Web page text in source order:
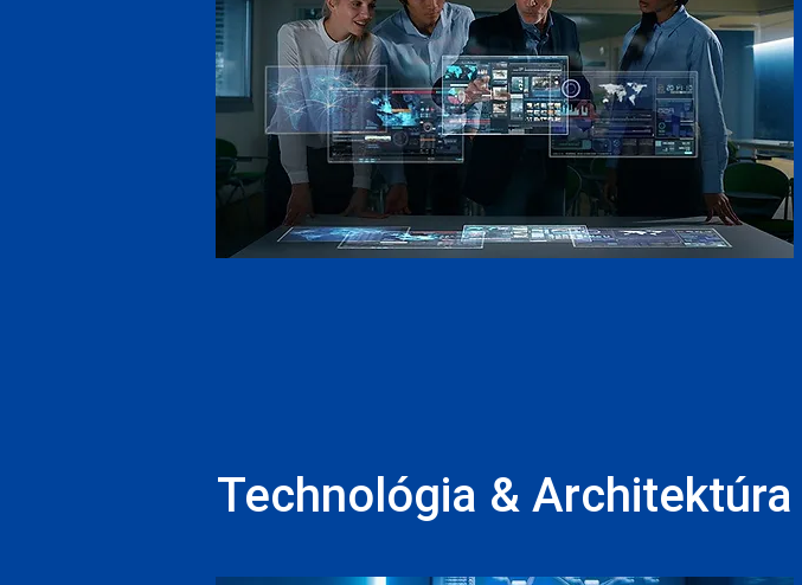
Technológia & Architektúra